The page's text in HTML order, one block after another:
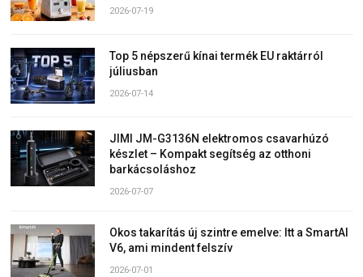
2026-07-19
Top 5 népszerű kínai termék EU raktárról
júliusban
2026-07-14
JIMI JM-G3136N elektromos csavarhúzó
készlet – Kompakt segítség az otthoni
barkácsoláshoz
2026-07-07
Okos takarítás új szintre emelve: Itt a SmartAI
V6, ami mindent felszív
2026-07-01